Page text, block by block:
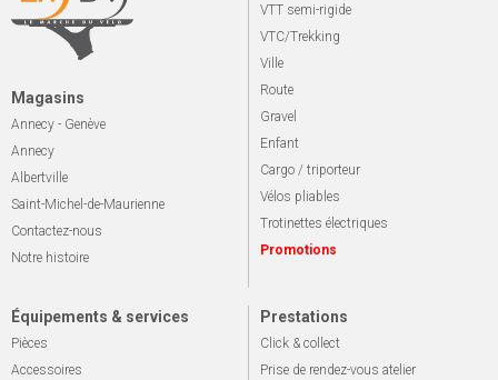
Magasins
Annecy - Genève
Annecy
Albertville
Saint-Michel-de-Maurienne
Contactez-nous
Notre histoire
VTT semi-rigide
VTC/Trekking
Ville
Route
Gravel
Enfant
Cargo / triporteur
Vélos pliables
Trotinettes électriques
Promotions
Équipements & services
Pièces
Accessoires
Prestations
Click & collect
Prise de rendez-vous atelier